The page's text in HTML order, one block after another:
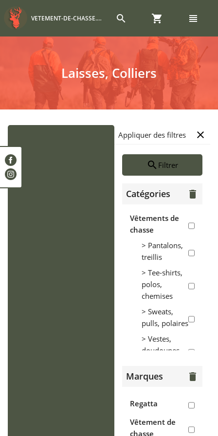
VETEMENT-DE-CHASSE.COM search shopping_cart view_headline
Laisses, Colliers
Appliquer des filtres close
search Filtrer
Catégories delete
Vêtements de
chasse
> Pantalons,
treillis
> Tee-shirts,
polos,
chemises
> Sweats,
pulls, polaires
> Vestes,
doudounes,
> Coupe-vent,
pluie
> Gilets
Marques delete
Regatta
Vêtement de
chasse